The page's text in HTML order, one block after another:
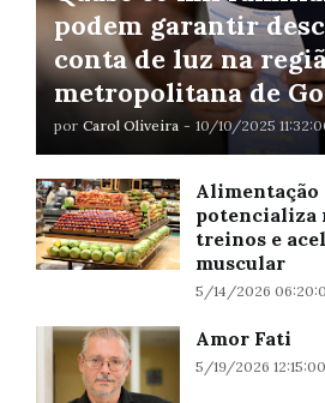
podem garantir
conta de luz na
metropolitana de
por Carol Oliveira - 10/10/2025
Alimentação
potencializa
treinos e
muscular
5/14/2026
Amor Fati
5/19/2026